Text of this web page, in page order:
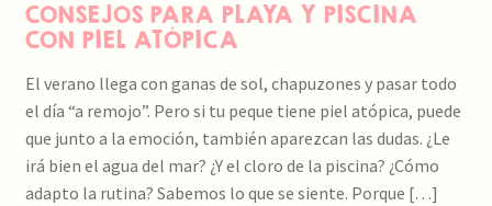
CONSEJOS PARA PLAYA Y PISCINA
CON PIEL ATÓPICA
El verano llega con ganas de sol, chapuzones y pasar todo
el día “a remojo”. Pero si tu peque tiene piel atópica, puede
que junto a la emoción, también aparezcan las dudas. ¿Le
irá bien el agua del mar? ¿Y el cloro de la piscina? ¿Cómo
adapto la rutina? Sabemos lo que se siente. Porque […]